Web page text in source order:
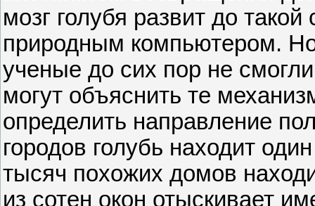
мозг голубя развит до
природным компьютером.
ученые до сих пор не
могут объяснить те
определить направление
городов голубь находит
тысяч похожих домов
из сотен окон отыскивает